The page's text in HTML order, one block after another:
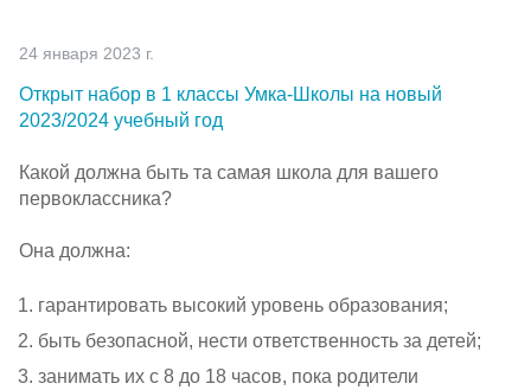
24 января 2023 г.
Открыт набор в 1 классы Умка-Школы на новый
2023/2024 учебный год
Какой должна быть та самая школа для вашего
первоклассника?
Она должна:
гарантировать высокий уровень образования;
быть безопасной, нести ответственность за детей;
занимать их с 8 до 18 часов, пока родители